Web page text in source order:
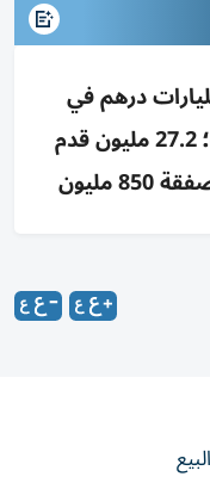
عقارات الشارقة 7 مليارات درهم في
يوليو بنمو 62% و9376 معاملة؛ 27.2 مليون قدم